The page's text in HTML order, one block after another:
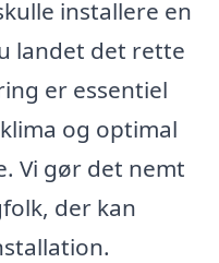
installere en
landet det rette
er essentiel
og optimal
Vi gør det nemt
der kan